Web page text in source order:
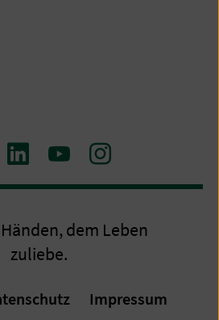
Zum
LinkedIn
Zum
YouTube
Zum
Instagram
dem Leben
zuliebe.
Impressum